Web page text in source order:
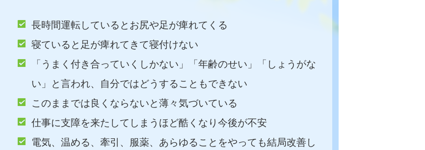
長時間運転しているとお尻や足が痺れてくる
寝ていると足が痺れてきて寝付けない
「うまく付き合っていくしかない」「年齢のせい」「しょうがな
い」と言われ、自分ではどうすることもできない
このままでは良くならないと薄々気づいている
仕事に支障を来たしてしまうほど酷くなり今後が不安
電気、温める、牽引、服薬、あらゆることをやっても結局改善し